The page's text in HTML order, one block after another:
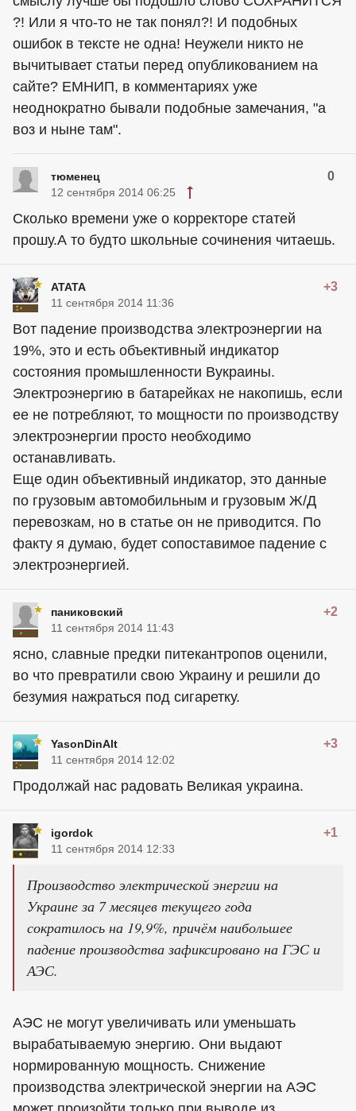
?! Или я что-то не так понял?! И подобных
ошибок в тексте не одна! Неужели никто не
вычитывает статьи перед опубликованием на
сайте? ЕМНИП, в комментариях уже
неоднократно бывали подобные замечания, "а
воз и ныне там".
тюменец 0
12 сентября 2014 06:25
Сколько времени уже о корректоре статей
прошу.А то будто школьные сочинения читаешь.
ATATA +3
11 сентября 2014 11:36
Вот падение производства электроэнергии на
19%, это и есть объективный индикатор
состояния промышленности Вукраины.
Электроэнергию в батарейках не накопишь, если
ее не потребляют, то мощности по производству
электроэнергии просто необходимо
останавливать.
Еще один объективный индикатор, это данные
по грузовым автомобильным и грузовым Ж/Д
перевозкам, но в статье он не приводится. По
факту я думаю, будет сопоставимое падение с
электроэнергией.
паниковский +2
11 сентября 2014 11:43
ясно, славные предки питекантропов оценили,
во что превратили свою Украину и решили до
безумия нажраться под сигаретку.
YasonDinAlt +3
11 сентября 2014 12:02
Продолжай нас радовать Великая украина.
igordok +1
11 сентября 2014 12:33
Производство электрической энергии на
Украине за 7 месяцев текущего года
сократилось на 19,9%, причём наибольшее
падение производства зафиксировано на ГЭС и
АЭС.
АЭС не могут увеличивать или уменьшать
вырабатываемую энергию. Они выдают
нормированную мощность. Снижение
производства электрической энергии на АЭС